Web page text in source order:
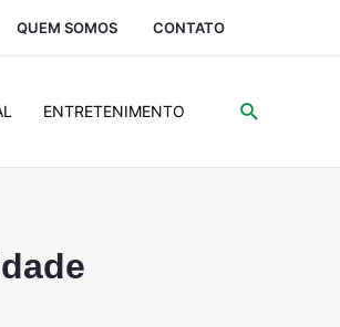
QUEM SOMOS CONTATO
ENTRETENIMENTO